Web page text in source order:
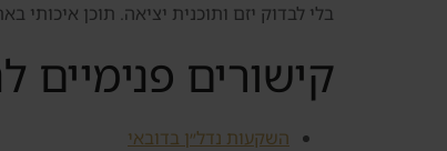
בלי לבדוק יזם ותוכנית יציאה. תוכן
קישורים
השקעות נדל״ן בדובאי